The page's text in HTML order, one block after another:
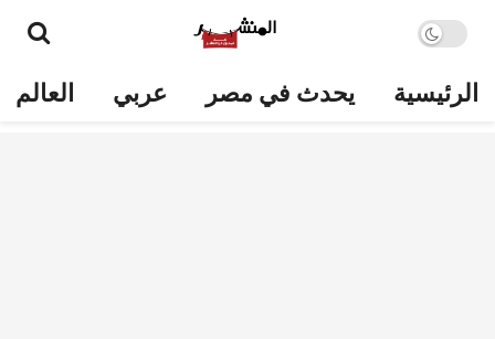
الرئيسية يحدث في مصر عربي العالم